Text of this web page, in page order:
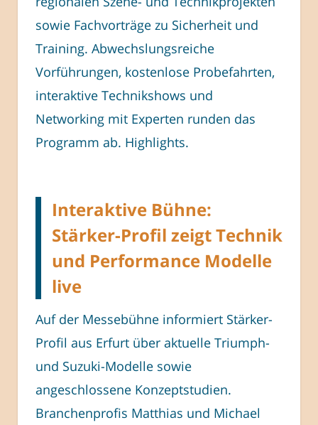
sowie Fachvorträge zu Sicherheit und
Training. Abwechslungsreiche
Vorführungen, kostenlose Probefahrten,
interaktive Technikshows und
Networking mit Experten runden das
Programm ab. Highlights.
Interaktive Bühne:
Stärker-Profil zeigt Technik
und Performance Modelle
live
Auf der Messebühne informiert Stärker-
Profil aus Erfurt über aktuelle Triumph-
und Suzuki-Modelle sowie
angeschlossene Konzeptstudien.
Branchenprofis Matthias und Michael